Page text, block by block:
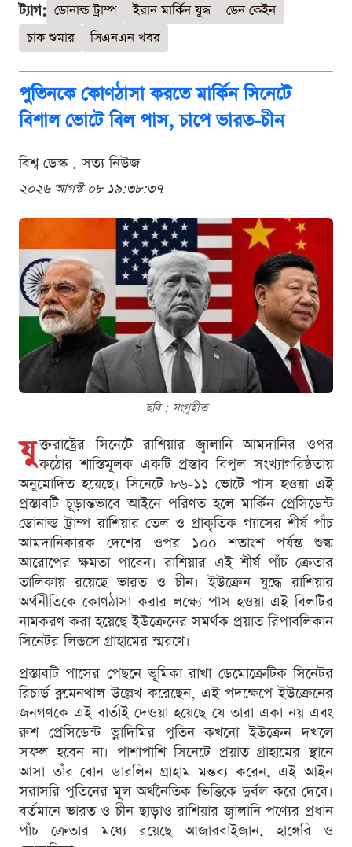
ট্যাগ: ডোনাল্ড ট্রাম্প ইরান মার্কিন যুদ্ধ
ডেন কেইন
চাক শুমার
সিএনএন খবর
পুতিনকে কোণঠাসা করতে মার্কিন সিনেটে
বিশাল ভোটে বিল পাস, চাপে ভারত-চীন
বিশ্ব ডেস্ক . সত্য নিউজ
২০২৬ আগস্ট ০৮ ১৯:৩৮:৩৭
ছবি : সংগৃহীত
যু ক্তরাষ্ট্রের সিনেটে রাশিয়ার জ্বালানি আমদানির ওপর
কঠোর শাস্তিমূলক একটি প্রস্তাব বিপুল সংখ্যাগরিষ্ঠতায়
অনুমোদিত হয়েছে। সিনেটে ৮৬-১১ ভোটে পাস হওয়া এই
প্রস্তাবটি চূড়ান্তভাবে আইনে পরিণত হলে মার্কিন প্রেসিডেন্ট
ডোনাল্ড ট্রাম্প রাশিয়ার তেল ও প্রাকৃতিক গ্যাসের শীর্ষ পাঁচ
আমদানিকারক দেশের ওপর ১০০ শতাংশ পর্যন্ত শুল্ক
আরোপের ক্ষমতা পাবেন। রাশিয়ার এই শীর্ষ পাঁচ ক্রেতার
তালিকায় রয়েছে ভারত ও চীন। ইউক্রেন যুদ্ধে রাশিয়ার
অর্থনীতিকে কোণঠাসা করার লক্ষ্যে পাস হওয়া এই বিলটির
নামকরণ করা হয়েছে ইউক্রেনের সমর্থক প্রয়াত রিপাবলিকান
সিনেটর লিন্ডসে গ্রাহামের স্মরণে।
প্রস্তাবটি পাসের পেছনে ভূমিকা রাখা ডেমোক্রেটিক সিনেটর
রিচার্ড ব্লুমেনথাল উল্লেখ করেছেন, এই পদক্ষেপে ইউক্রেনের
জনগণকে এই বার্তাই দেওয়া হয়েছে যে তারা একা নয় এবং
রুশ প্রেসিডেন্ট ভ্লাদিমির পুতিন কখনো ইউক্রেন দখলে
সফল হবেন না। পাশাপাশি সিনেটে প্রয়াত গ্রাহামের স্থানে
আসা তাঁর বোন ডারলিন গ্রাহাম মন্তব্য করেন, এই আইন
সরাসরি পুতিনের মূল অর্থনৈতিক ভিত্তিকে দুর্বল করে দেবে।
বর্তমানে ভারত ও চীন ছাড়াও রাশিয়ার জ্বালানি পণ্যের প্রধান
পাঁচ ক্রেতার মধ্যে রয়েছে আজারবাইজান, হাঙ্গেরি ও